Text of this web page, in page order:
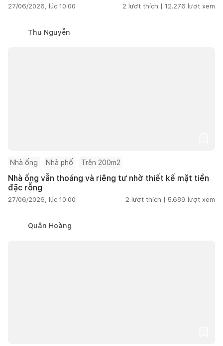
27/06/2026, lúc 10:00 2 lượt thích | 12.276 lượt xem
Thu Nguyễn
Nhà ống Nhà phố Trên 200m2
Nhà ống vẫn thoáng và riêng tư nhờ thiết kế mặt tiền
đặc rỗng
27/06/2026, lúc 10:00 2 lượt thích | 5.689 lượt xem
Quân Hoàng